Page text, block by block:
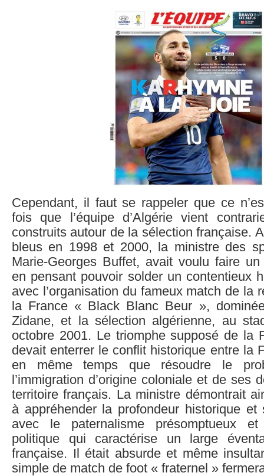
Cependant, il faut se rappeler que ce
fois que l’équipe d’Algérie vient
construits autour de la sélection française.
bleus en 1998 et 2000, la ministre des
Marie-Georges Buffet, avait voulu faire
en pensant pouvoir solder un contentieux
avec l’organisation du fameux match de la
la France « Black Blanc Beur »,
Zidane, et la sélection algérienne, au
octobre 2001. Le triomphe supposé de la
devait enterrer le conflit historique entre la
en même temps que résoudre le
l’immigration d’origine coloniale et de ses
territoire français. La ministre démontrait
à appréhender la profondeur historique et
avec le paternalisme présomptueux et
politique qui caractérise un large
française. Il était absurde et même
simple de match de foot « fraternel »